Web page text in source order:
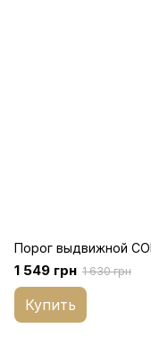
Порог выдвижной
1 549 грн 1 630 грн
Купить